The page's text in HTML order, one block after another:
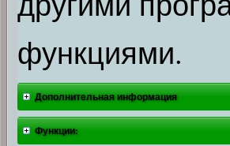
функциями.
Дополнительная информация
Функции: